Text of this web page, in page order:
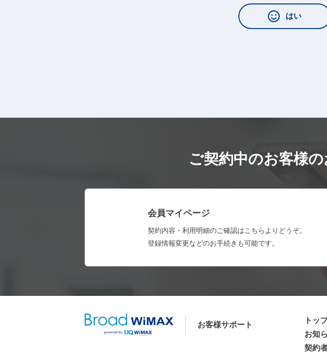
はい
ご契約中のお客様
会員マイページ
契約内容・利用明細のご確認はこちらよりどうぞ。
登録情報変更などのお手続きも可能です。
トッ
お知
契約
お客様サポート